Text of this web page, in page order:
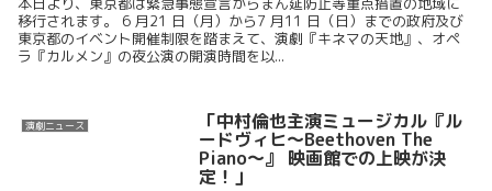
移行されます。 6 月21 日（月）から7 月11 日（日）までの政府及び
東京都のイベント開催制限を踏まえて、演劇『キネマの天地』、オペ
ラ『カルメン』の夜公演の開演時間を以...
演劇ニュース 「中村倫也主演ミュージカル『ル
ードヴィヒ～Beethoven The
Piano～』 映画館での上映が決
定！」